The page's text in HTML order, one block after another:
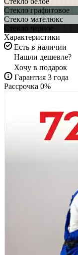
Стекло графитовое
Стекло мателюкс
Стекло черное
Характеристики
Есть в наличии
Нашли дешевле?
Хочу в подарок
Гарантия 3 года
Рассрочка 0%